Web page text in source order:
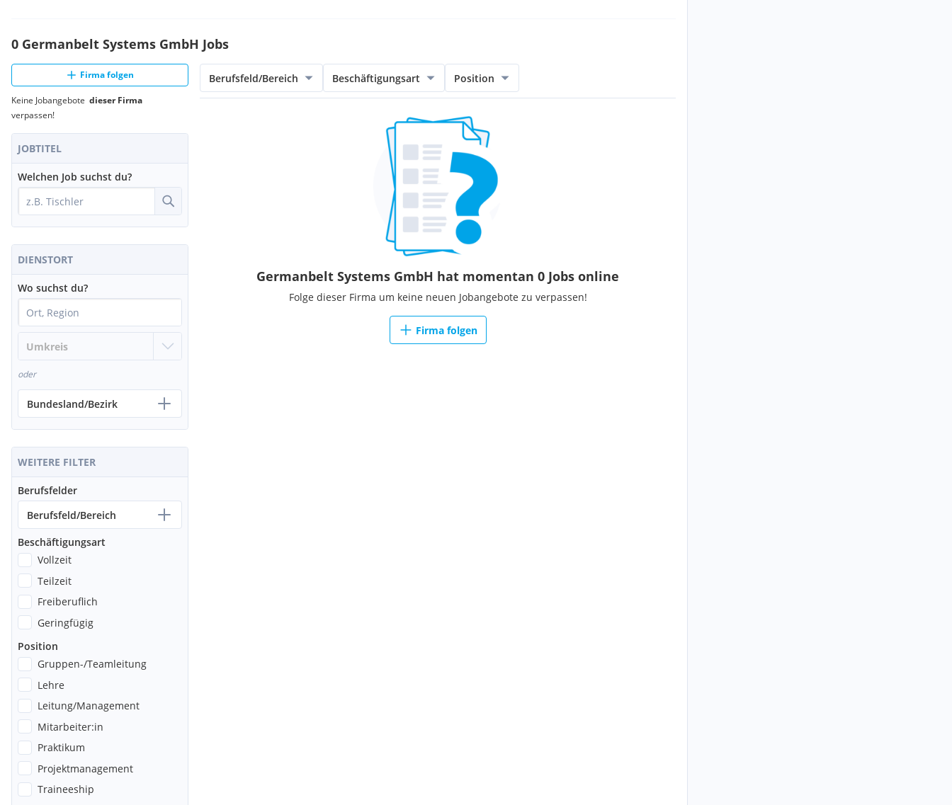
0 Germanbelt Systems GmbH Jobs
Firma folgen
Keine Jobangebote dieser Firma
verpassen!
JOBTITEL
Welchen Job suchst du?
DIENSTORT
Wo suchst du?
oder
Bundesland/Bezirk
WEITERE FILTER
Berufsfelder
Berufsfeld/Bereich
Beschäftigungsart
Vollzeit
Teilzeit
Freiberuflich
Geringfügig
Position
Gruppen-/Teamleitung
Lehre
Leitung/Management
Mitarbeiter:in
Praktikum
Projektmanagement
Traineeship
Berufsfeld/Bereich Beschäftigungsart Position
Germanbelt Systems GmbH hat momentan 0 Jobs online
Folge dieser Firma um keine neuen Jobangebote zu verpassen!
Firma folgen